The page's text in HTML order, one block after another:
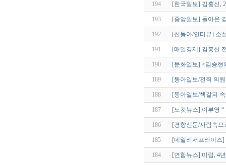
194 [한국일보] 김홍신,
193 [중앙일보] 돌아온
192 [신동아/인터뷰] 소
191 [매일경제] 김홍신
190 [문화일보] <김승
189 [동아일보/전직 의
188 [동아일보/책갈피
187 [노컷뉴스] 이부영
186 [경향신문/사람속
185 [데일리서프라이즈
184 [연합뉴스] 미림, 4